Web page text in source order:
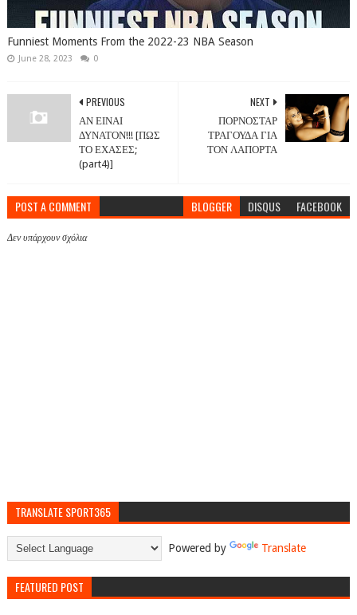
Funniest Moments From the 2022-23 NBA Season
June 28, 2023 0
NEXT
ΠΟΡΝΟΣΤΑΡ
ΤΡΑΓΟΥΔΑ ΓΙΑ
ΤΟΝ ΛΑΠΟΡΤΑ
PREVIOUS
ΑΝ ΕΙΝΑΙ
ΔΥΝΑΤΟΝ!!! [ΠΩΣ
ΤΟ ΕΧΑΣΕΣ;
(part4)]
POST A COMMENT BLOGGER DISQUS FACEBOOK
Δεν υπάρχουν σχόλια
TRANSLATE SPORT365
Powered by Translate
FEATURED POST